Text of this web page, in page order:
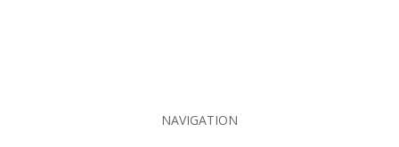
NAVIGATION